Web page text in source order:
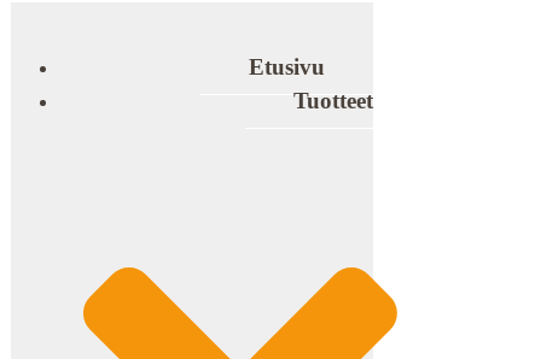
Etusivu
Tuotteet